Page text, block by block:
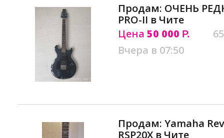
Продам: ОЧЕНЬ
PRO-II в Чите
Цена 50 000 Р.
Вчера в 07:50
Продам: Yamaha
RSP20X в Чите